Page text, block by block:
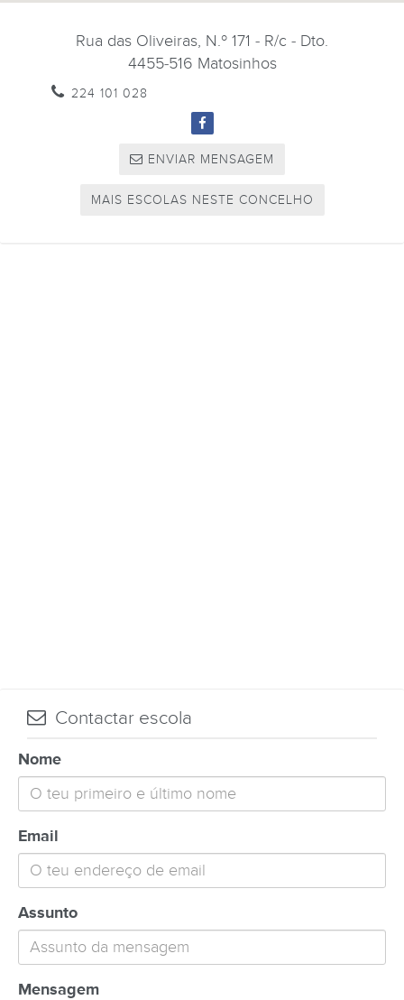
Rua das Oliveiras, N.º 171 - R/c - Dto.
4455-516 Matosinhos
224 101 028
ENVIAR MENSAGEM
MAIS ESCOLAS NESTE CONCELHO
Contactar escola
Nome
Email
Assunto
Mensagem